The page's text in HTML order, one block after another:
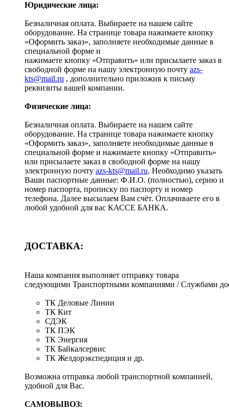
Юридические лица:
Безналичная оплата. Выбираете на нашем сайте
оборудование. На странице товара нажимаете кнопку
«Оформить заказ», заполняете необходимые данные в
специальной форме и
нажимаете кнопку «Отправить» или присылаете заказ в
свободной форме на нашу электронную почту azs-
kts@mail.ru , дополнительно приложив к письму
реквизиты вашей компании.
Физические лица:
Безналичная оплата. Выбираете на нашем сайте
оборудование. На странице товара нажимаете кнопку
«Оформить заказ», заполняете необходимые данные в
специальной форме и нажимаете кнопку «Отправить»
или присылаете заказ в свободной форме на нашу
электронную почту azs-kts@mail.ru. Необходимо указать
Ваши паспортные данные: Ф.И.О. (полностью), серию и
номер паспорта, прописку по паспорту и номер
телефона. Далее высылаем Вам счёт. Оплачиваете его в
любой удобной для вас КАССЕ БАНКА.
ДОСТАВКА:
Наша компания выполняет отправку товара
следующими Транспортными компаниями / Службами
ТК Деловые Линии
ТК Кит
СДЭК
ТК ПЭК
ТК Энергия
ТК Байкалсервис
ТК Желдорэкспедиция и др.
Возможна отправка любой транспортной компанией,
удобной для Вас.
САМОВЫВОЗ: